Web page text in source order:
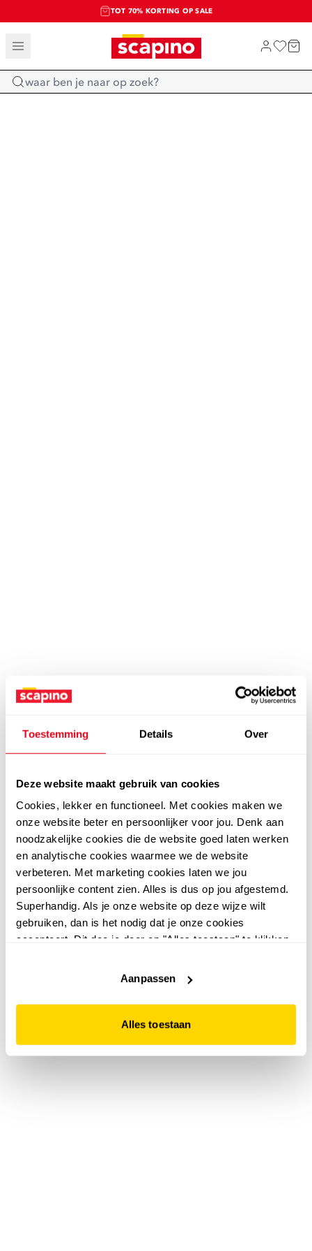
Toestemming Details Over
Deze website maakt gebruik van cookies
Cookies, lekker en functioneel. Met cookies maken we
onze website beter en persoonlijker voor jou. Denk aan
noodzakelijke cookies die de website goed laten werken
en analytische cookies waarmee we de website
verbeteren. Met marketing cookies laten we jou
persoonlijke content zien. Alles is dus op jou afgestemd.
Superhandig. Als je onze website op deze wijze wilt
gebruiken, dan is het nodig dat je onze cookies
accepteert. Dit doe je door op "Alles toestaan" te klikken.
website niet optimaal functioneert.
Aanpassen
Alles toestaan
TOT 70% KORTING OP SALE
SALE: LAATSTE KANS!
SHOP NIEUW
Home